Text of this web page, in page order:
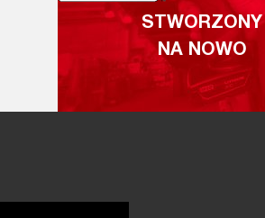
STWORZONY
NA NOWO